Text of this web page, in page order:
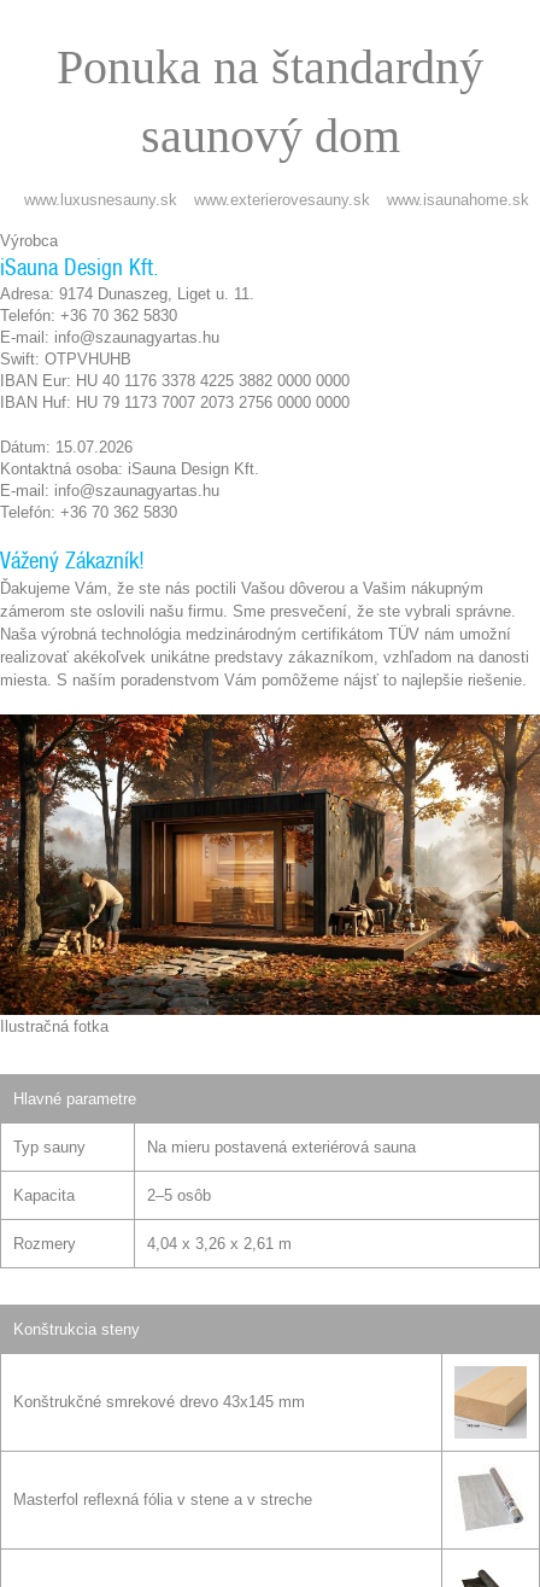
Ponuka na štandardný
saunový dom
www.luxusnesauny.sk www.exterierovesauny.sk www.isaunahome.sk
Výrobca
iSauna Design Kft.
Adresa: 9174 Dunaszeg, Liget u. 11.
Telefón: +36 70 362 5830
E-mail: info@szaunagyartas.hu
Swift: OTPVHUHB
IBAN Eur: HU 40 1176 3378 4225 3882 0000 0000
IBAN Huf: HU 79 1173 7007 2073 2756 0000 0000
Dátum: 15.07.2026
Kontaktná osoba: iSauna Design Kft.
E-mail: info@szaunagyartas.hu
Telefón: +36 70 362 5830
Vážený Zákazník!
Ďakujeme Vám, že ste nás poctili Vašou dôverou a Vašim nákupným
zámerom ste oslovili našu firmu. Sme presvečení, že ste vybrali správne.
Naša výrobná technológia medzinárodným certifikátom TÜV nám umožní
realizovať akékoľvek unikátne predstavy zákazníkom, vzhľadom na danosti
miesta. S naším poradenstvom Vám pomôžeme nájsť to najlepšie riešenie.
Ilustračná fotka
Hlavné parametre
Typ sauny Na mieru postavená exteriérová sauna
Kapacita 2–5 osôb
Rozmery 4,04 x 3,26 x 2,61 m
Konštrukcia steny
Konštrukčné smrekové drevo 43x145 mm
Masterfol reflexná fólia v stene a v streche